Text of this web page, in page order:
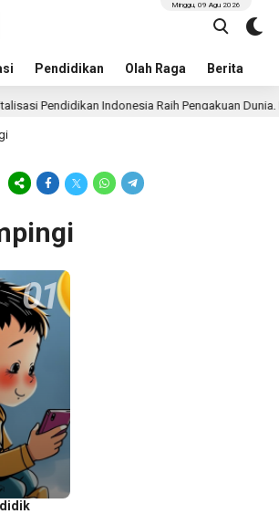
Pendidikan Olah Raga Berita
Minggu, 09 Agu 2026
Pendidikan Indonesia Raih Pengakuan Dunia,
Dari